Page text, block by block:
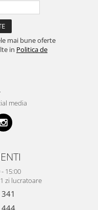
mai bune oferte
in Politica de
media
15:00
zi lucratoare